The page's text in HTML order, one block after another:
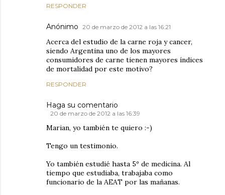
RESPONDER
Anónimo 20 de marzo de 2012 a las 16:21
Acerca del estudio de la carne roja y cancer,
siendo Argentina uno de los mayores
consumidores de carne tienen mayores índices
de mortalidad por este motivo?
RESPONDER
Haga su comentario
20 de marzo de 2012 a las 16:39
Marian, yo también te quiero :-)
Tengo un testimonio.
Yo también estudié hasta 5º de medicina. Al
tiempo que estudiaba, trabajaba como
funcionario de la AEAT por las mañanas.